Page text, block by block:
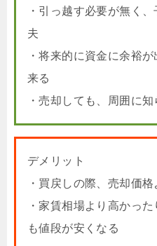
・引っ越す必要が無く
夫
・将来的に資金に余裕
来る
・売却しても、周囲に
デメリット
・買戻しの際、売却価
・家賃相場より高かっ
も値段が安くなる